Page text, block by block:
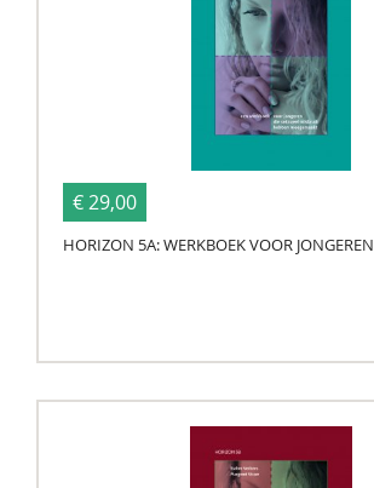
€ 29,00
HORIZON 5A: WERKBOEK VOOR JONGEREN